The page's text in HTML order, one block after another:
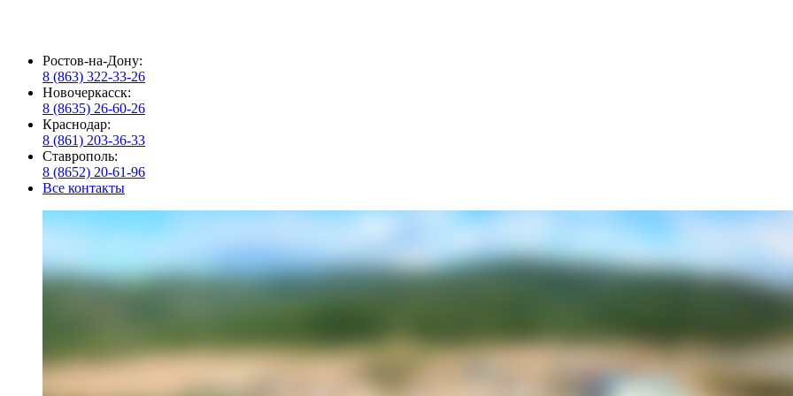
Ростов-на-Дону:
8 (863) 322-33-26
Новочеркасск:
8 (8635) 26-60-26
Краснодар:
8 (861) 203-36-33
Ставрополь:
8 (8652) 20-61-96
Все контакты